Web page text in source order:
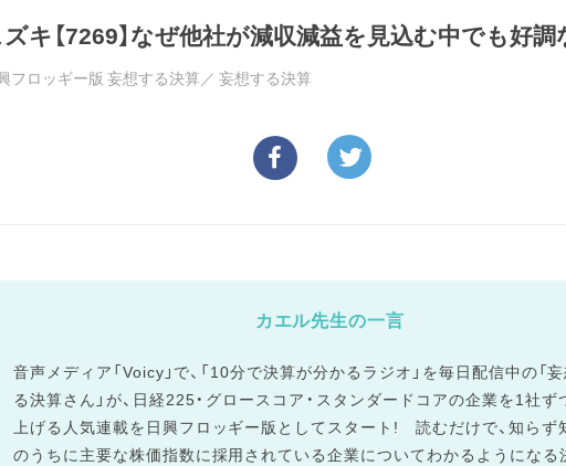
キ【7269】なぜ他社が減収減益を見込む中でも好
フロッギー版 妄想する決算／ 妄想する決算
カエル先生の一言
音声メディア「Voicy」で、「10分で決算が分かるラジオ」を毎日配信中の「
る決算さん」が、日経225・グロースコア・スタンダードコアの企業を1社ず
上げる人気連載を日興フロッギー版としてスタート! 読むだけで、知らず
のうちに主要な株価指数に採用されている企業についてわかるようになる